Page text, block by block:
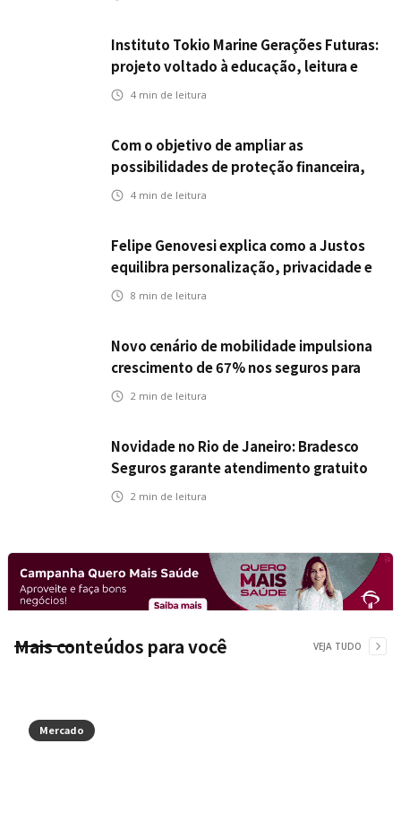
Instituto Tokio Marine Gerações Futuras:
projeto voltado à educação, leitura e
empregabilidade
4 min de leitura
Com o objetivo de ampliar as
possibilidades de proteção financeira,
Icatu Seguros eleva capital segurado
4 min de leitura
Felipe Genovesi explica como a Justos
equilibra personalização, privacidade e
tecnologia
8 min de leitura
Novo cenário de mobilidade impulsiona
crescimento de 67% nos seguros para
veículos elétricos da Bradesco Seguros
2 min de leitura
Novidade no Rio de Janeiro: Bradesco
Seguros garante atendimento gratuito
na Ponte Rio-Niterói
2 min de leitura
Mais conteúdos para você VEJA TUDO
Mercado